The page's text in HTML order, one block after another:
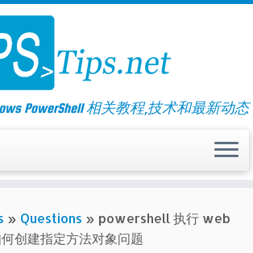
PowerShell 相关教程,技术和最新动态
» Questions » powershell 执行 web
创建指定方法对象问题